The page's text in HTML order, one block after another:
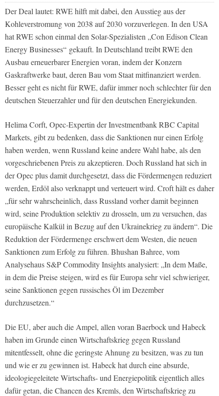
Der Deal lautet: RWE hilft mit dabei, den Ausstieg aus der
Kohleverstromung von 2038 auf 2030 vorzuverlegen. In den USA
hat RWE schon einmal den Solar-Spezialisten „Con Edison Clean
Energy Businesses“ gekauft. In Deutschland treibt RWE den
Ausbau erneuerbarer Energien voran, indem der Konzern
Gaskraftwerke baut, deren Bau vom Staat mitfinanziert werden.
Besser geht es nicht für RWE, dafür immer noch schlechter für den
deutschen Steuerzahler und für den deutschen Energiekunden.
Helima Corft, Opec-Expertin der Investmentbank RBC Capital
Markets, gibt zu bedenken, dass die Sanktionen nur einen Erfolg
haben werden, wenn Russland keine andere Wahl habe, als den
vorgeschriebenen Preis zu akzeptieren. Doch Russland hat sich in
der Opec plus damit durchgesetzt, dass die Fördermengen reduziert
werden, Erdöl also verknappt und verteuert wird. Croft hält es daher
„für sehr wahrscheinlich, dass Russland vorher damit beginnen
wird, seine Produktion selektiv zu drosseln, um zu versuchen, das
europäische Kalkül in Bezug auf den Ukrainekrieg zu ändern“. Die
Reduktion der Fördermenge erschwert dem Westen, die neuen
Sanktionen zum Erfolg zu führen. Bhushan Bahree, vom
Analysehaus S&P Commodity Insights analysiert: „In dem Maße,
in dem die Preise steigen, wird es für Europa sehr viel schwieriger,
seine Sanktionen gegen russisches Öl im Dezember
durchzusetzen.“
Die EU, aber auch die Ampel, allen voran Baerbock und Habeck
haben im Grunde einen Wirtschaftskrieg gegen Russland
mitentfesselt, ohne die geringste Ahnung zu besitzen, was zu tun
und wie er zu gewinnen ist. Habeck hat durch eine absurde,
ideologiegeleitete Wirtschafts- und Energiepolitik eigentlich alles
dafür getan, die Chancen des Kremls, den Wirtschaftskrieg zu